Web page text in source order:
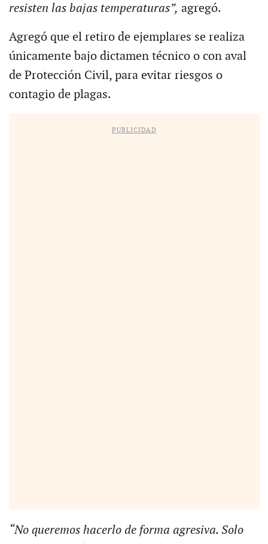
resisten las bajas temperaturas”, agregó.
Agregó que el retiro de ejemplares se realiza
únicamente bajo dictamen técnico o con aval
de Protección Civil, para evitar riesgos o
contagio de plagas.
PUBLICIDAD
“No queremos hacerlo de forma agresiva. Solo